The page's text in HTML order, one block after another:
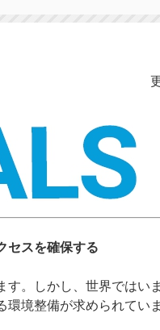
セスを確保する
。しかし、世界ではい
境整備が求められていま